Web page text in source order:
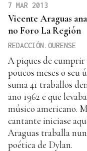
7 MAR 2013
Vicente Araguas
no Foro La Región
REDACCIÓN.OURENSE
A piques de cumprir
poucos meses o seu
suma 41 traballos
ano 1962 e que
músico americano.
cantante iniciase
Araguas traballa
poética de Dylan.